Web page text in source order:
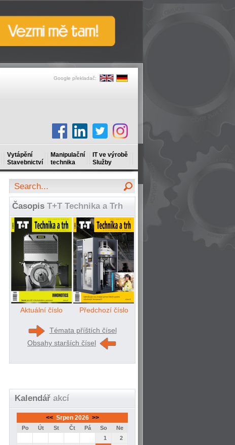
Google překladač:
Vytápění
Stavebnictví
Manipulační
technika
IT ve výrobě
Služby
Časopis T+T Technika a Trh
Aktuální číslo Předchozí číslo
Témata příštích čísel
Obsahy starších čísel
Kalendář akcí
<< Srpen 2026 >>
Po Út St Čt Pá So
Ne
1
2